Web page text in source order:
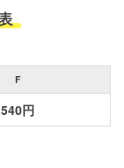
F
540円